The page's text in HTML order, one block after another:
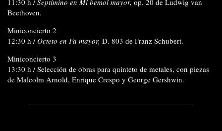
11:30 h /Septimino en Mi bemol mayor, op. 20 de Ludwig van
Beethoven.
Miniconcierto 2
12:30 h /Octeto en Fa mayor, D. 803 de Franz Schubert.
Miniconcierto 3
13:30 h / Selección de obras para quinteto de metales, con piezas
de Malcolm Arnold, Enrique Crespo y George Gershwin.